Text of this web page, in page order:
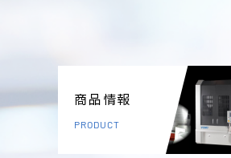
商品情報
PRODUCT